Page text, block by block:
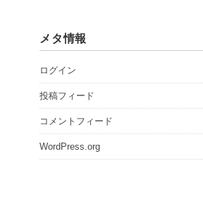
メタ情報
ログイン
投稿フィード
コメントフィード
WordPress.org